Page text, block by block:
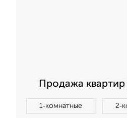
Продажа квартир
1‑комнатные